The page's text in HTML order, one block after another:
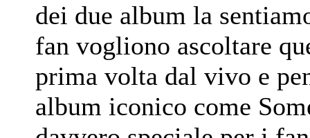
dei due album la
fan vogliono ascoltare
prima volta dal vivo e
album iconico come